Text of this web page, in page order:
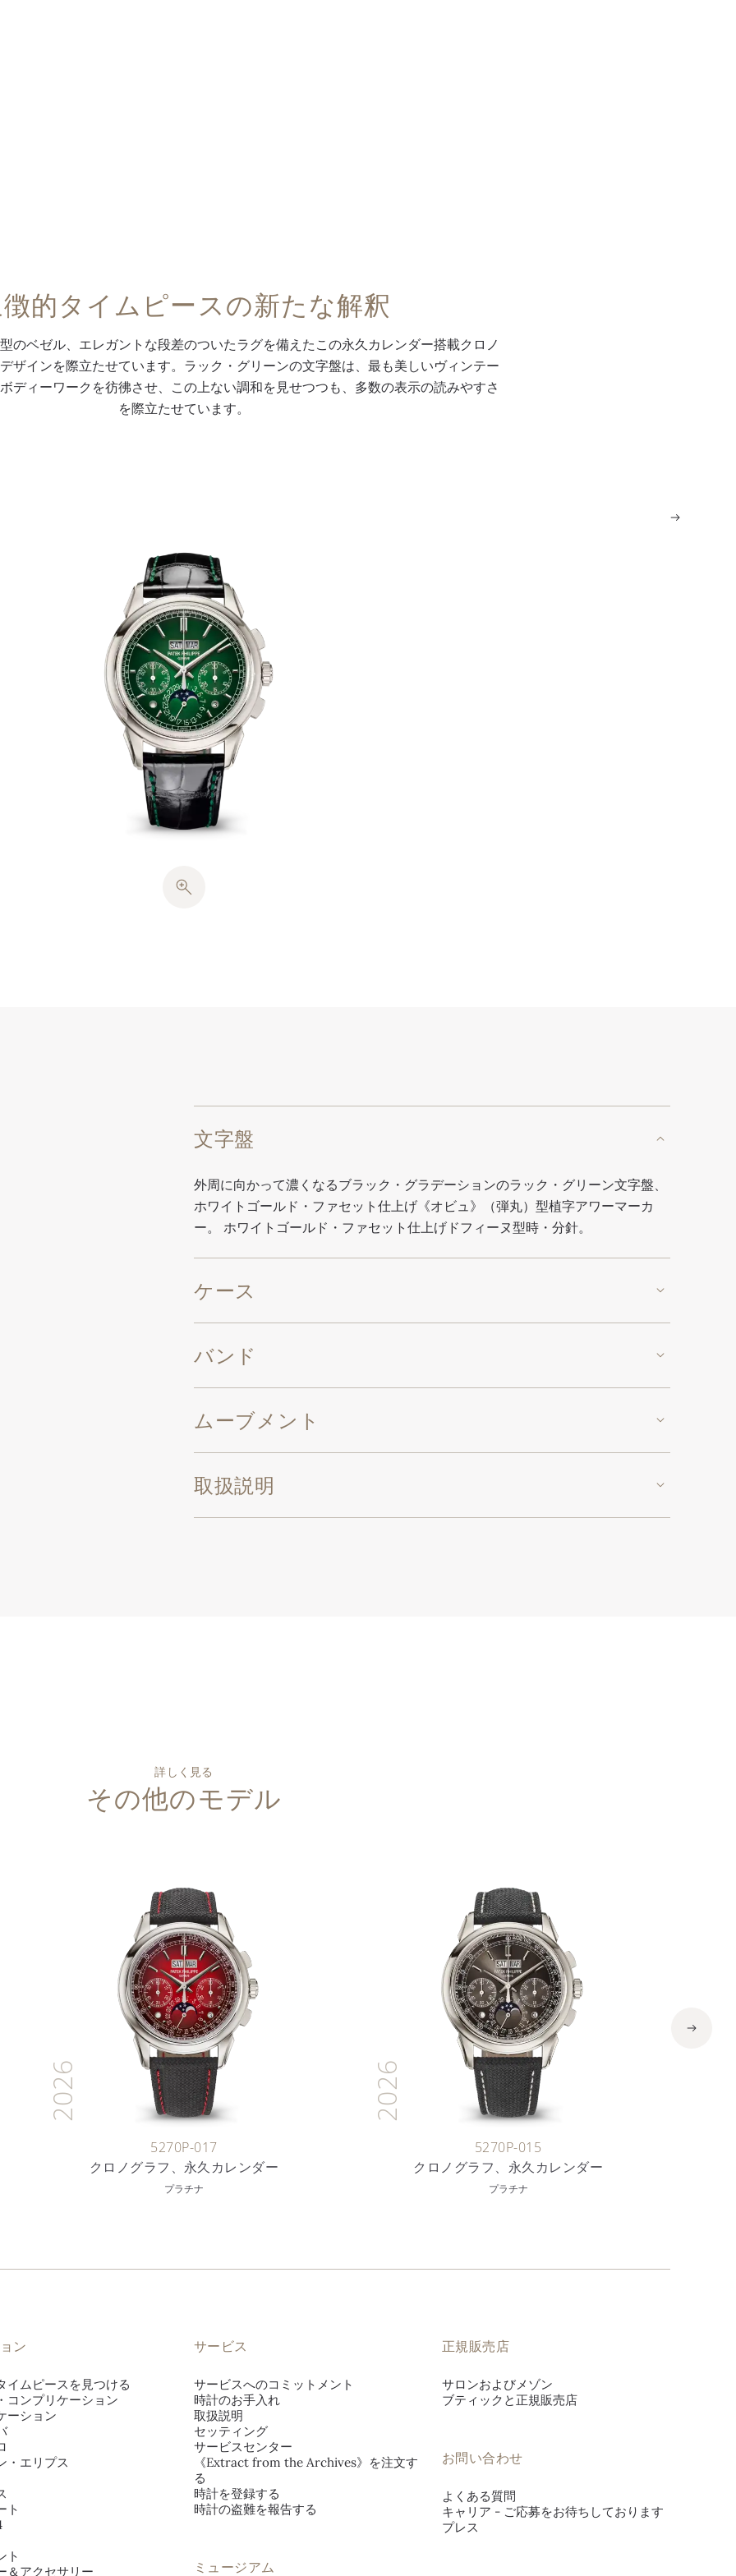
的タイムピースの新たな解釈
のベゼル、エレガントな段差のついたラグを備えたこの永久カレンダー搭載クロノ
ザインを際立たせています。ラック・グリーンの文字盤は、最も美しいヴィンテー
ディーワークを彷彿させ、この上ない調和を見せつつも、多数の表示の読みやすさ
を際立たせています。
文字盤
外周に向かって濃くなるブラック・グラデーションのラック・グリーン文字盤、
ホワイトゴールド・ファセット仕上げ《オビュ》（弾丸）型植字アワーマーカ
ー。 ホワイトゴールド・ファセット仕上げドフィーヌ型時・分針。
ケース
バンド
ムーブメント
取扱説明
詳しく見る
その他のモデル
2026
5270P-017
クロノグラフ、永久カレンダー
プラチナ
2026
5270P-015
クロノグラフ、永久カレンダー
プラチナ
ン
イムピースを見つける
コンプリケーション
ーション
・エリプス
ト
ト
＆アクセサリー
サービス
サービスへのコミットメント
時計のお手入れ
取扱説明
セッティング
サービスセンター
《Extract from the Archives》を注文す
る
時計を登録する
時計の盗難を報告する
ミュージアム
正規販売店
サロンおよびメゾン
ブティックと正規販売店
お問い合わせ
よくある質問
キャリア - ご応募をお待ちしております
プレス